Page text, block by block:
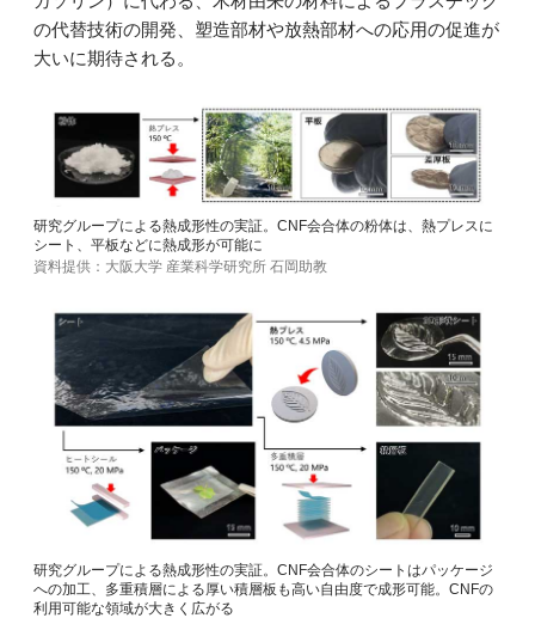
の代替技術の開発、塑造部材や放熱部材への応用の促進が
大いに期待される。
研究グループによる熱成形性の実証。CNF会合体の粉体は、熱プレスに
シート、平板などに熱成形が可能に
資料提供：大阪大学 産業科学研究所 石岡助教
研究グループによる熱成形性の実証。CNF会合体のシートはパッケージ
への加工、多重積層による厚い積層板も高い自由度で成形可能。CNFの
利用可能な領域が大きく広がる